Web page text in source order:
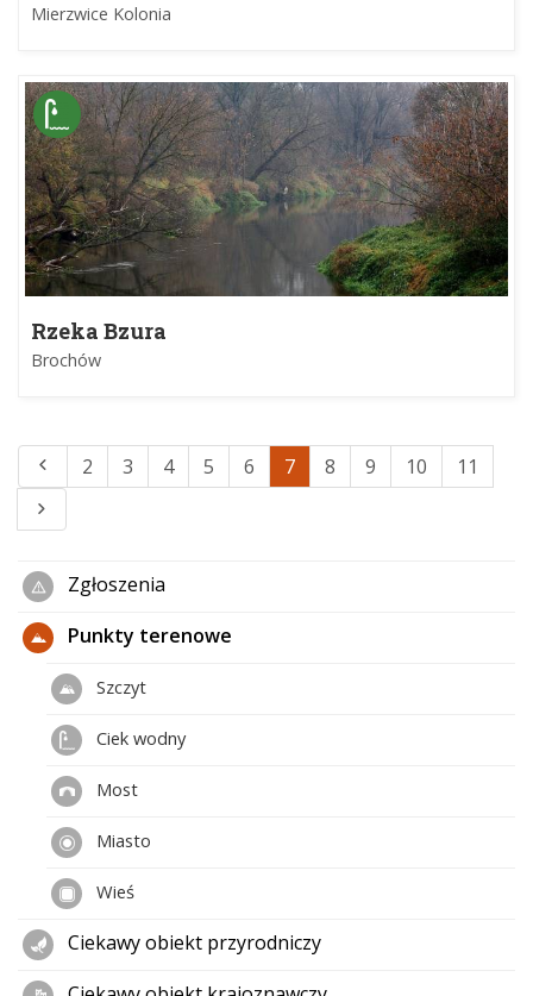
Mierzwice Kolonia
Rzeka Bzura
Brochów
2 3 4 5 6 7 8 9 10 11
Zgłoszenia
Punkty terenowe
Szczyt
Ciek wodny
Most
Miasto
Wieś
Ciekawy obiekt przyrodniczy